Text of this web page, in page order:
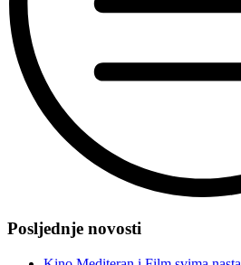
epizoda
kampanje
Inkluzija
Posljednje novosti